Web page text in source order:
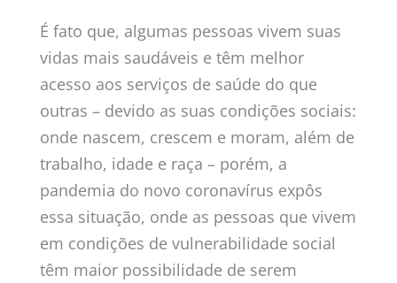
É fato que, algumas pessoas vivem suas
vidas mais saudáveis e têm melhor
acesso aos serviços de saúde do que
outras – devido as suas condições sociais:
onde nascem, crescem e moram, além de
trabalho, idade e raça – porém, a
pandemia do novo coronavírus expôs
essa situação, onde as pessoas que vivem
em condições de vulnerabilidade social
têm maior possibilidade de serem